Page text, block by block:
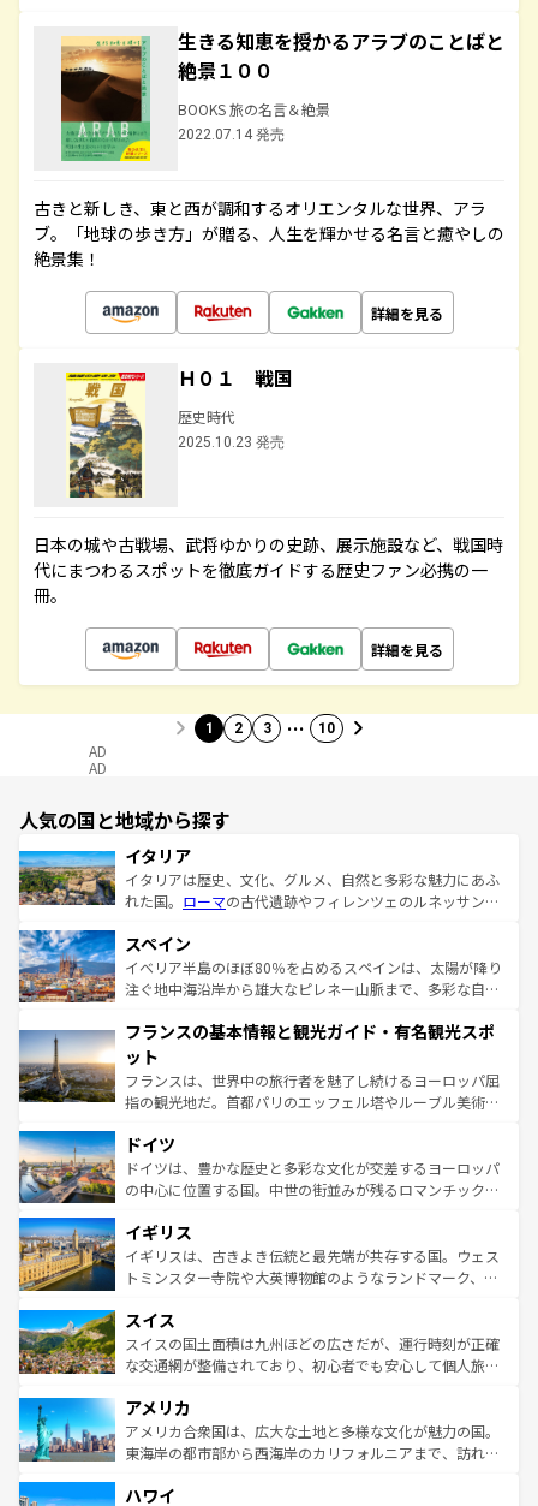
生きる知恵を授かるアラブのことばと
絶景１００
BOOKS 旅の名言＆絶景
2022.07.14 発売
古きと新しき、東と西が調和するオリエンタルな世界、アラ
ブ。「地球の歩き方」が贈る、人生を輝かせる名言と癒やしの
絶景集！
詳細を見る
Ｈ０１ 戦国
歴史時代
2025.10.23 発売
日本の城や古戦場、武将ゆかりの史跡、展示施設など、戦国時
代にまつわるスポットを徹底ガイドする歴史ファン必携の一
冊。
詳細を見る
1 2 3 … 10
AD
AD
人気の国と地域から探す
イタリア
イタリアは歴史、文化、グルメ、自然と多彩な魅力にあふ
れた国。 ローマの古代遺跡やフィレンツェのルネッサンス
ろん、トスカーナの美しい田園風景やアマルフィ海岸の絶
景など、自然景観も見逃せない。観光の合間には、本場の
ピザやパスタなど、絶品のイタリア料理を堪能することも
ませてくれるイタリアで、忘れられない旅をしてみよう！
なお、新着のイタリア情報は
しい。
スペイン
イベリア半島のほぼ80％を占めるスペインは、太陽が降り
注ぐ地中海沿岸から雄大なピレネー山脈まで、多彩な自然
文化が根付くこの国では、情熱的なフラメンコ、熱気あふ
れる闘牛、そして美味しいタパスが生活の一部となってい
る。首都マドリードの洗練された雰囲気や、バルセロナの
アートに溢れた街角から、地方では古代ローマ遺跡や中世
せる。地方によって風土や気候が異なるスペインはその個
性で訪れる人を魅了する。 なお、新着のスペイン情報は コ
ンテンツ一覧を参照してほしい。
フランスの基本情報と観光ガイド・有名観光スポ
ット
フランスは、世界中の旅行者を魅了し続けるヨーロッパ屈
指の観光地だ。首都パリのエッフェル塔やルーブル美術館
で、幅広い魅力が詰まっている。華麗な宮殿、歴史的な大
聖堂、美しいビーチ、そして豊かな自然が、訪れる者を心
から魅了する。また、フランスは美食の国としても知ら
いる。シャンパンの発祥地であるランス、プロヴァンスの
香り高いラベンダー畑など、多彩な楽しみ方が可能だ。さ
らに、パリ以外の地域にも魅力が溢れており、どの街角に
れる地方に足を運ぶとそれぞれで全く異なる文化を体験で
きるだろう。 なお、新着のフランス情報はコンテンツ一覧
を参照してほしい。
ドイツ
ドイツは、豊かな歴史と多彩な文化が交差するヨーロッパ
の中心に位置する国。中世の街並みが残るロマンチック街
顔を持つこの国は、どこを歩いても飽きることがない。ベ
ルリンの文化的活気、バイエルン州のアルプスの絶景、そ
してライン川沿いのワイン畑といった風景は必見。ビール
は、お酒好きな人にはぜひ体験してほしい。 なお、新着の
ドイツ情報はコンテンツ一覧を参照してほしい。
イギリス
イギリスは、古きよき伝統と最先端が共存する国。ウェス
トミンスター寺院や大英博物館のようなランドマーク、歴
リアごとに異なる魅力がある。また、優雅なアフタヌーン
ティー、ビール好きにはたまらない英国パブ、サッカー観
戦など、本場だからこそできる体験も豊富。イギリスを旅
ンツ一覧を参照してほしい。
スイス
スイスの国土面積は九州ほどの広さだが、運行時刻が正確
な交通網が整備されており、初心者でも安心して個人旅行
の建物がそのまま残る町や、スイスならではのユニークな
博物館もあり、アルプス観光だけでなく町歩きも満喫する
ことができる。国民の所得が高いため物価も高いが、旅行
ば市内交通費無料で観光を楽しむこともできる。 なお、新
アメリカ
アメリカ合衆国は、広大な土地と多様な文化が魅力の国。
東海岸の都市部から西海岸のカリフォルニアまで、訪れる
のような巨大都市は、観光、ショッピング、エンターテイ
ハワイ